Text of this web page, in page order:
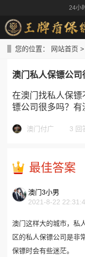
24小
您的位置： 网站首页 >
澳门私人保镖公司
在澳门找私人保
镖公司很多吗？有
澳门付广 3 回
最佳答案
澳门3小男
2021-8-22
澳门这样大的城市，私
区的私人保镖公司是非
保镖时会有些迷茫。